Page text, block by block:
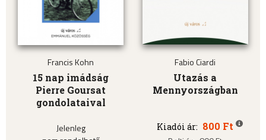
Francis Kohn
15 nap imádság
Pierre Goursat
gondolataival
Jelenleg
Fabio Ciardi
Utazás a
Mennyországban
Kiadói ár: 800 Ft